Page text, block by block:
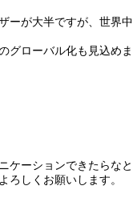
ーが大半ですが、世界中
グローバル化も見込めま
ケーションできたらなと
ろしくお願いします。